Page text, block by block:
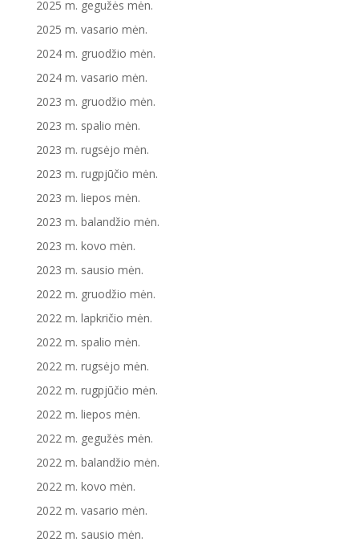
2025 m. gegužės mėn.
2025 m. vasario mėn.
2024 m. gruodžio mėn.
2024 m. vasario mėn.
2023 m. gruodžio mėn.
2023 m. spalio mėn.
2023 m. rugsėjo mėn.
2023 m. rugpjūčio mėn.
2023 m. liepos mėn.
2023 m. balandžio mėn.
2023 m. kovo mėn.
2023 m. sausio mėn.
2022 m. gruodžio mėn.
2022 m. lapkričio mėn.
2022 m. spalio mėn.
2022 m. rugsėjo mėn.
2022 m. rugpjūčio mėn.
2022 m. liepos mėn.
2022 m. gegužės mėn.
2022 m. balandžio mėn.
2022 m. kovo mėn.
2022 m. vasario mėn.
2022 m. sausio mėn.